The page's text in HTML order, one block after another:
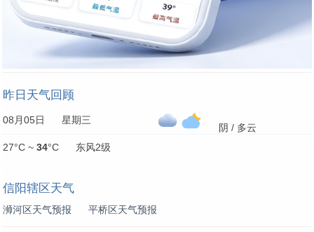
昨日天气回顾
08月05日 星期三
阴 / 多云
27°C ~ 34°C 东风2级
信阳辖区天气
浉河区天气预报 平桥区天气预报